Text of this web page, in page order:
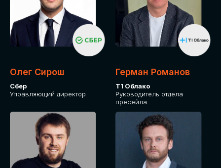
СКАЧАТЬ ПРОГРАММУ
Оставьте заявку, программу направим на почту
Олег Сирош
Сбер
Управляющий директор
Герман Романов
Т1 Облако
Руководитель отдела
пресейла